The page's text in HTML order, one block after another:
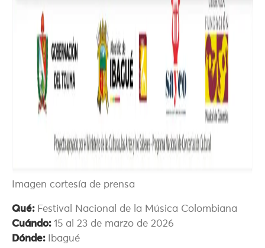
Imagen cortesía de prensa
Qué: Festival Nacional de la Música Colombiana
Cuándo: 15 al 23 de marzo de 2026
Dónde:
Ibagué